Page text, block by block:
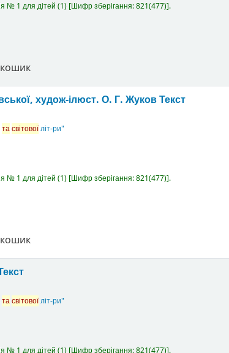
№ 1 для дітей (1) Шифр зберігання:821(477) .
худож-ілюст. О. Г. ЖуковТекст
тасвітовоїліт-ри"
№ 1 для дітей (1) Шифр зберігання:821(477) .
тасвітовоїліт-ри"
№ 1 для дітей (1) Шифр зберігання:821(477) .